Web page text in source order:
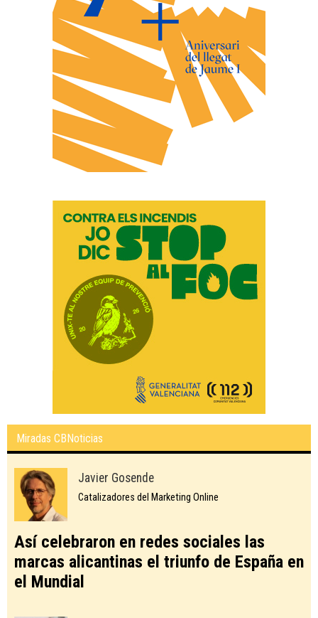
Miradas CBNoticias
Javier Gosende
Catalizadores del Marketing Online
Así celebraron en redes sociales las
marcas alicantinas el triunfo de España en
el Mundial